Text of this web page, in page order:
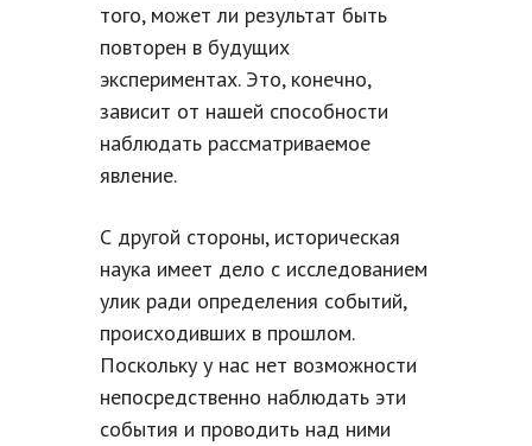
того, может ли результат быть
повторен в будущих
экспериментах. Это, конечно,
зависит от нашей способности
наблюдать рассматриваемое
явление.
С другой стороны, историческая
наука имеет дело с исследованием
улик ради определения событий,
происходивших в прошлом.
Поскольку у нас нет возможности
непосредственно наблюдать эти
события и проводить над ними